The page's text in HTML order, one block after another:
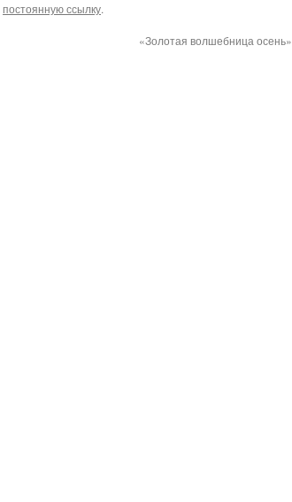
постоянную ссылку.
«Золотая волшебница осень»